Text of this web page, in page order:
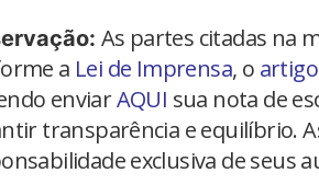
As partes citadas na
a Lei de Imprensa, o artigo
enviarAQUI sua nota de
transparência e equilíbrio.
exclusiva de seus